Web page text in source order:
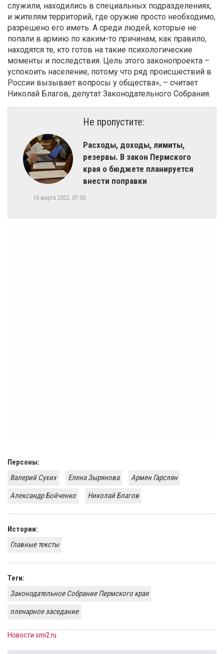
служили, находились в специальных подразделениях,
и жителям территорий, где оружие просто необходимо,
разрешено его иметь. А среди людей, которые не
попали в армию по каким-то причинам, как правило,
находятся те, кто готов на такие психологические
моменты и последствия. Цель этого законопроекта –
успокоить население, потому что ряд происшествий в
России вызывает вопросы у общества», – считает
Николай Благов, депутат Законодательного Собрания.
Не пропустите:
​Расходы, доходы, лимиты,
резервы. В закон Пермского
края о бюджете планируется
внести поправки
16 марта 2022, 07:00
Персоны:
Валерий Сухих
Елена Зырянова
Армен Гарслян
Александр Бойченко
Николай Благов
Истории:
Главные тексты
Теги:
Законодательное Собрание Пермского края
пленарное заседание
Новости smi2.ru